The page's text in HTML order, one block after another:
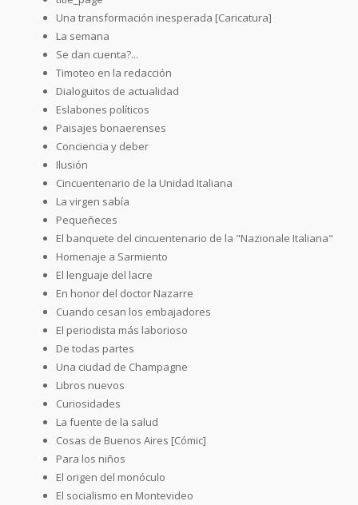
Una transformación inesperada [Caricatura]
La semana
Se dan cuenta?...
Timoteo en la redacción
Dialoguitos de actualidad
Eslabones políticos
Paisajes bonaerenses
Conciencia y deber
Ilusión
Cincuentenario de la Unidad Italiana
La virgen sabía
Pequeñeces
El banquete del cincuentenario de la "Nazionale Italiana"
Homenaje a Sarmiento
El lenguaje del lacre
En honor del doctor Nazarre
Cuando cesan los embajadores
El periodista más laborioso
De todas partes
Una ciudad de Champagne
Libros nuevos
Curiosidades
La fuente de la salud
Cosas de Buenos Aires [Cómic]
Para los niños
El origen del monóculo
El socialismo en Montevideo